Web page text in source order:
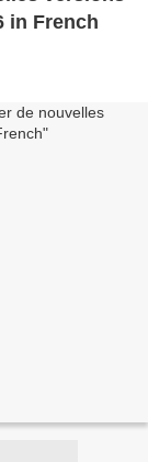
in French